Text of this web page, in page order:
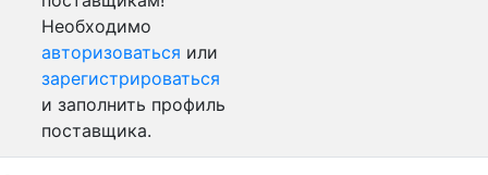
Необходимо
авторизоваться или
зарегистрироваться
и заполнить профиль
поставщика.